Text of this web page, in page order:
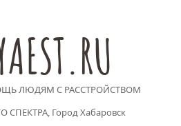
ЛЮДЯМ С РАССТРОЙСТВОМ
СПЕКТРА, Город Хабаровск